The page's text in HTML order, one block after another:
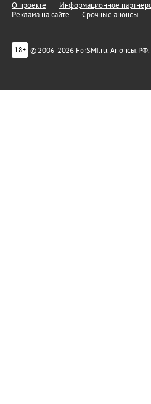
О проекте Информационное
Реклама на сайте
Срочные анонсы
18+ © 2006-2026 ForSMI.ru.